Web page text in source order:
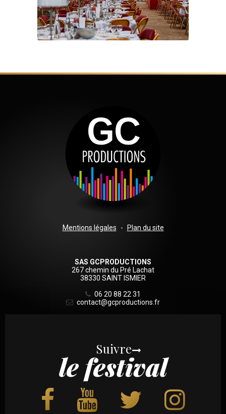
Sous
Mentions légales Plan du site
SAS GCPRODUCTIONS
267 chemin du Pré Lachat
38330 SAINT ISMIER
06 20 88 22 31
contact@gcproductions.fr
Suivre
le festival